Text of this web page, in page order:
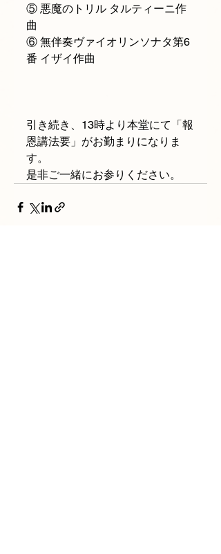
⑤ 悪魔のトリル タルティーニ作
曲
⑥ 無伴奏ヴァイオリンソナタ第6
番 イザイ作曲
引き続き、13時より本堂にて「報
恩講法要」がお勤まりになりま
す。
是非ご一緒にお参りください。